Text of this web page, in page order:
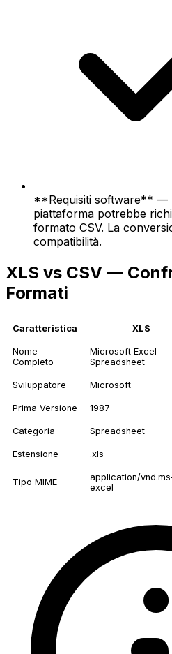
**Requisiti software** —
piattaforma potrebbe
formato CSV. La
compatibilità.
XLS vs CSV —
Formati
Caratteristica XLS
Nome
Completo
Microsoft Excel
Spreadsheet
Sviluppatore Microsoft
Prima Versione 1987
Categoria Spreadsheet
Estensione .xls
Tipo MIME
application/
excel